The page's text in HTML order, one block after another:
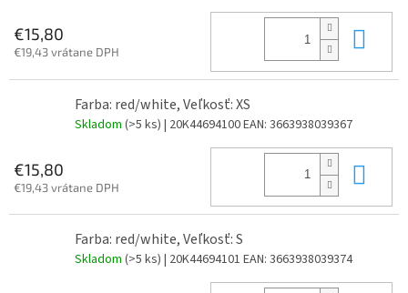
€15,80
€19,43 vrátane DPH
Farba: red/white, Veľkosť: XS
Skladom (>5 ks) | 20K44694100EAN: 3663938039367
€15,80
€19,43 vrátane DPH
Farba: red/white, Veľkosť: S
Skladom (>5 ks) | 20K44694101 EAN: 3663938039374